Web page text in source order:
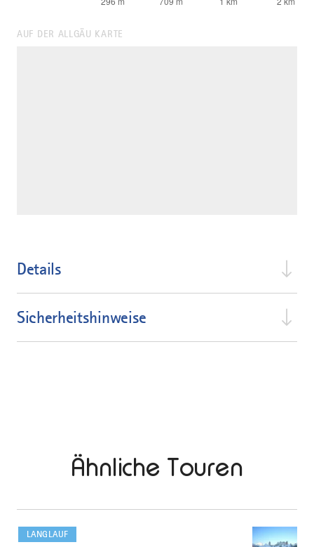
AUF DER ALLGÄU KARTE
Details
Sicherheitshinweise
Ähnliche Touren
LANGLAUF
dazu